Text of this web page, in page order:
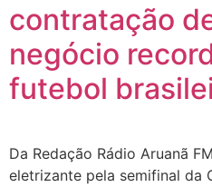
contratação
negócio
futebol
Da Redação Rádio Aruanã
eletrizante pela semifinal da